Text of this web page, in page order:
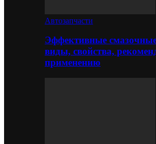
Автозапчасти
Эффективные
виды, свойства,
применению